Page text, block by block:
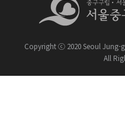
Copyright ⓒ 2020 Seoul
All